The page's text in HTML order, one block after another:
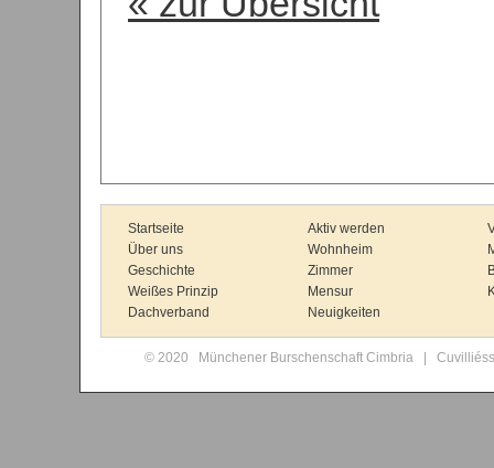
Startseite
Über uns
Geschichte
Weißes Prinzip
Dachverband
Aktiv werden
Wohnheim
Zimmer
Mensur
Neuigkeiten
© 2020 Münchener Burschenschaft Cimbria |